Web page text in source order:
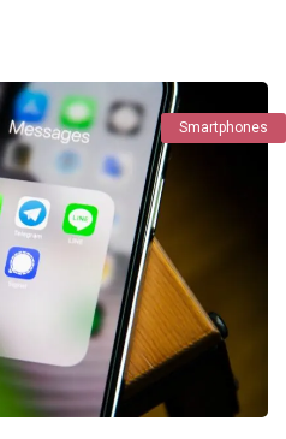
Smartphones